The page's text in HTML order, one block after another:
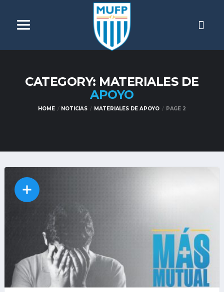
CATEGORY: MATERIALES DE
APOYO
HOME NOTICIAS MATERIALES DE APOYO PAGE 2